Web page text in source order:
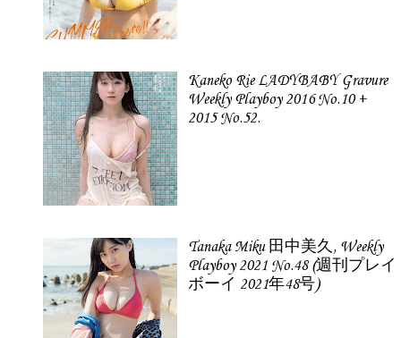
Kaneko Rie LADYBABY Gravure
Weekly Playboy 2016 No.10 +
2015 No.52.
Tanaka Miku 田中美久, Weekly
Playboy 2021 No.48 (週刊プレイ
ボーイ 2021年48号)